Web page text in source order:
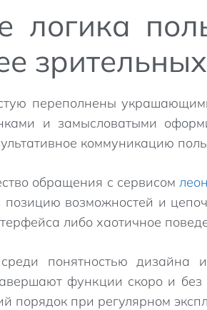
переполнены
и замысловатыми
коммуникацию
обращения с сервисом
возможностей и
либо хаотичное
понятностью дизайна и
функции скоро и
порядок при регулярном